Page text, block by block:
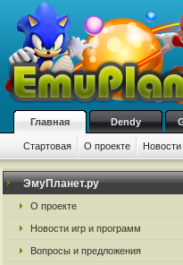
Главная Dendy
Стартовая О проекте Новости
ЭмуПланет.ру
О проекте
Новости игр и программ
Вопросы и предложения